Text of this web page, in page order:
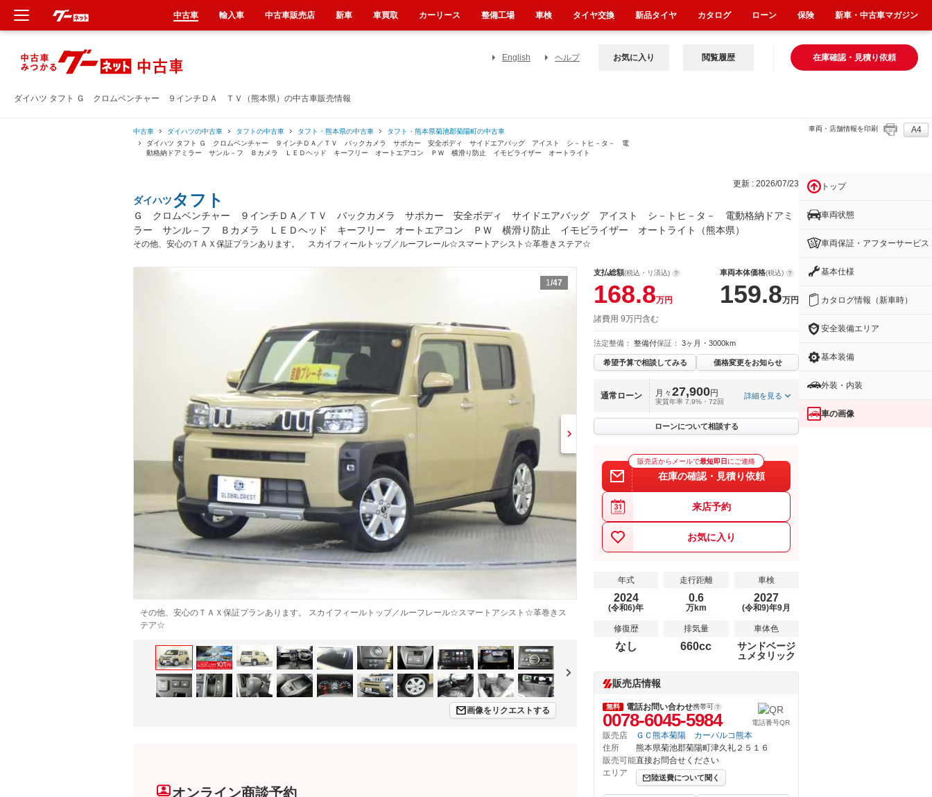
ダイハツ タフト Ｇ クロムベンチャー ９インチＤＡ ＴＶ（熊本県）の中古車販売情報
English ヘルプ 在庫確認・見積り依頼
お気に入り 閲覧履歴
中古車 ダイハツの中古車 タフトの中古車 タフト・熊本県の中古車
タフト・熊本県菊池郡菊陽町の中古車
ダイハツ タフト Ｇ クロムベンチャー ９インチＤＡ／ＴＶ バックカメラ サポカー 安全ボディ サイドエアバッグ アイスト シ－トヒ－タ－ 電
動格納ドアミラー サンル－フ Ｂカメラ ＬＥＤヘッド キーフリー オートエアコン ＰＷ 横滑り防止 イモビライザー オートライト
車両・店舗情報を印刷 A4
更新 : 2026/07/23
ダイハツタフト
Ｇ クロムベンチャー ９インチＤＡ／ＴＶ バックカメラ サポカー 安全ボディ サイドエアバッグ アイスト シ－トヒ－タ－ 電動格納ドアミ
ラー サンル－フ Ｂカメラ ＬＥＤヘッド キーフリー オートエアコン ＰＷ 横滑り防止 イモビライザー オートライト（熊本県）
その他、安心のＴＡＸ保証プランあります。 スカイフィールトップ／ルーフレール☆スマートアシスト☆革巻きステア☆
1/47
その他、安心のＴＡＸ保証プランあります。 スカイフィールトップ／ルーフレール☆スマートアシスト☆革巻きス
テア☆
画像をリクエストする
オンライン商談予約
支払総額(税込・リ済込)
168.8万円
車両本体価格(税込)
159.8万円
諸費用 9万円含む
法定整備： 整備付保証： 3ヶ月・3000km
希望予算で相談してみる 価格変更をお知らせ
通常ローン 月々27,900円
実質年率 7.9%・72回
詳細を見る
ローンについて相談する
販売店からメールで最短即日 にご連絡
在庫の確認・見積り依頼
来店予約
お気に入り
年式
2024
(令和6)年
走行距離
0.6
万km
車検
2027
(令和9)年9月
修復歴
なし
排気量
660cc
車体色
サンドベージ
ュメタリック
販売店情報
無料 電話お問い合わせ携帯可
0078-6045-5984 電話番号QR
販売店
ＧＣ熊本菊陽 カーパルコ熊本
住所
熊本県菊池郡菊陽町津久礼２５１６
販売可能
エリア
直接お問合せください
陸送費について聞く
トップ
車両状態
車両保証・アフターサービス
基本仕様
カタログ情報（新車時）
安全装備エリア
基本装備
外装・内装
車の画像
中古車 輸入車 中古車販売店 新車 車買取 カーリース 整備工場 車検 タイヤ交換 新品タイヤ カタログ ローン 保険 新車・中古車マガジン
新車
中古車